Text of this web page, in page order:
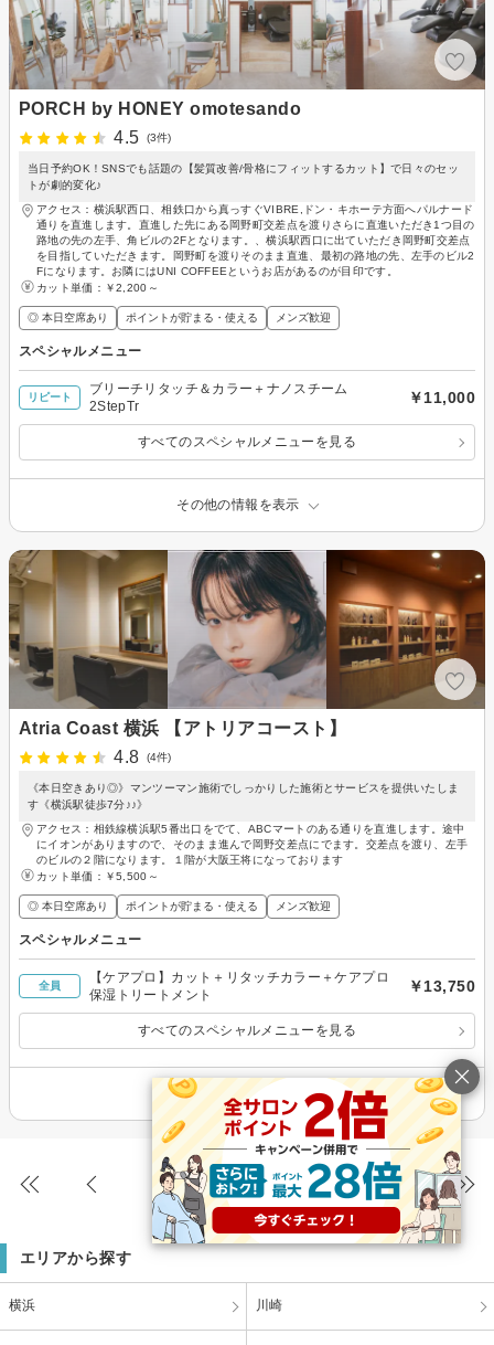
PORCH by HONEY omotesando
4.5
(3件)
当日予約OK！SNSでも話題の【髪質改善/骨格にフィットするカット】で日々のセッ
トが劇的変化♪
アクセス：横浜駅西口、相鉄口から真っすぐVIBRE,ドン・キホーテ方面へパルナード
通りを直進します。直進した先にある岡野町交差点を渡りさらに直進いただき1つ目の
路地の先の左手、角ビルの2Fとなります。、横浜駅西口に出ていただき岡野町交差点
を目指していただきます。岡野町を渡りそのまま直進、最初の路地の先、左手のビル2
Fになります。お隣にはUNI COFFEEというお店があるのが目印です。
カット単価： ￥2,200～
◎ 本日空席あり ポイントが貯まる・使える メンズ歓迎
スペシャルメニュー
リピート
ブリーチリタッチ＆カラー＋ナノスチーム
2StepTr
￥11,000
すべてのスペシャルメニューを見る
その他の情報を表示
Atria Coast 横浜 【アトリアコースト】
4.8
(4件)
《本日空きあり◎》マンツーマン施術でしっかりした施術とサービスを提供いたしま
す《横浜駅徒歩7分♪♪》
アクセス：相鉄線横浜駅5番出口をでて、ABCマートのある通りを直進します。途中
にイオンがありますので、そのまま進んで岡野交差点にでます。交差点を渡り、左手
のビルの２階になります。１階が大阪王将になっております
カット単価： ￥5,500～
◎ 本日空席あり ポイントが貯まる・使える メンズ歓迎
スペシャルメニュー
全員
【ケアプロ】カット＋リタッチカラー＋ケアプロ
保湿トリートメント
￥13,750
すべてのスペシャルメニューを見る
その他の情報を表示
265件
(5/9ページ)
エリアから探す
横浜 川崎